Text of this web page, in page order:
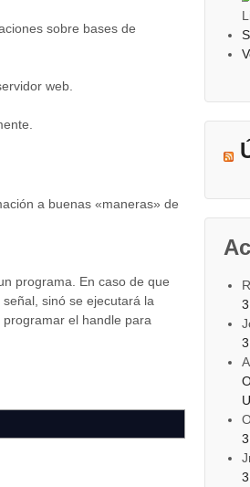
sobre bases de
web.
a buenas «maneras» de
programa. En caso de que
sinó se ejecutará la
el handle para